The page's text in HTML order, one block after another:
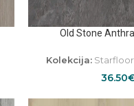
Old Stone
Kolekcija:
36.50